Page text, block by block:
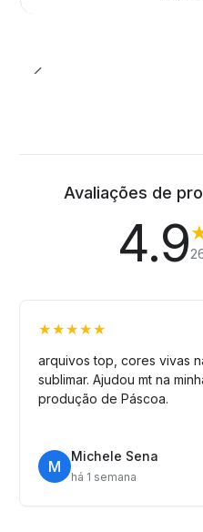
Avaliações de
4.9
★★★★★
arquivos top, cores vivas
sublimar. Ajudou mt na
produção de Páscoa.
M
Michele Sena
há 1 semana